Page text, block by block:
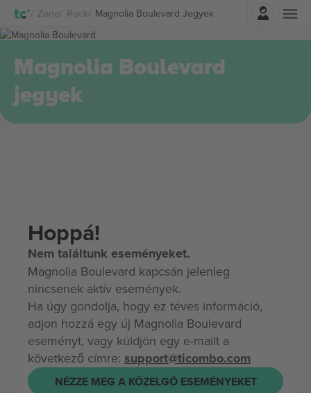
Zene Rock Magnolia Boulevard Jegyek
Belépés
Magnolia Boulevard
jegyek
Hoppá!
Nem találtunk eseményeket.
Magnolia Boulevard kapcsán jelenleg
nincsenek aktív események.
Ha úgy gondolja, hogy ez téves információ,
adjon hozzá egy új Magnolia Boulevard
eseményt, vagy küldjön egy e-mailt a
következő címre: support@ticombo.com
NÉZZE MEG A KÖZELGŐ ESEMÉNYEKET